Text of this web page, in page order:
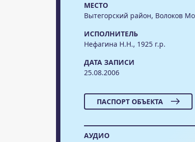
МЕСТО
Вытегорский район, Волоков
ИСПОЛНИТЕЛЬ
Нефагина Н.Н., 1925 г.р.
ДАТА ЗАПИСИ
25.08.2006
ПАСПОРТ ОБЪЕКТА
АУДИО